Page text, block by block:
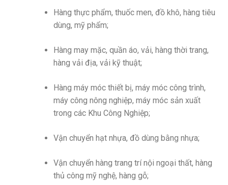
Hàng thực phẩm, thuốc men, đồ khô, hàng tiêu
dùng, mỹ phẩm;
Hàng may mặc, quần áo, vải, hàng thời trang,
hàng vải địa, vải kỹ thuật;
Hàng máy móc thiết bị, máy móc công trình,
máy công nông nghiệp, máy móc sản xuất
trong các Khu Công Nghiệp;
Vận chuyển hạt nhựa, đồ dùng bằng nhựa;
Vận chuyển hàng trang trí nội ngoại thất, hàng
thủ công mỹ nghệ, hàng gỗ;